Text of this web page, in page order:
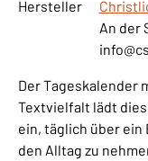
Hersteller
An der
Der Tageskalender
Textvielfalt lädt
ein, täglich über ein
den Alltag zu